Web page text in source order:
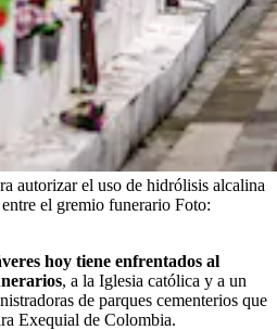
autorizar el uso de hidrólisis alcalina
el gremio funerario Foto:
hoy tiene enfrentados al
, a la Iglesia católica y a un
de parques cementerios que
Exequial de Colombia.